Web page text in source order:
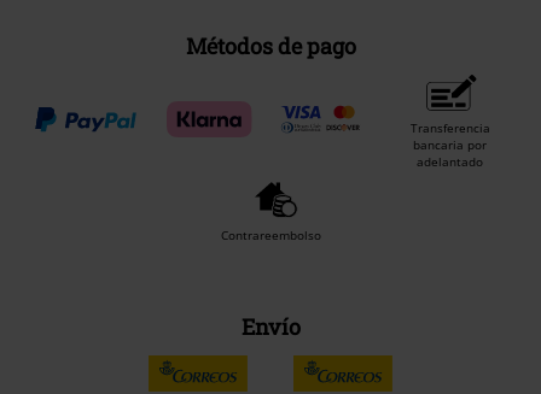
Métodos de pago
Transferencia
bancaria por
adelantado
Contrareembolso
Envío